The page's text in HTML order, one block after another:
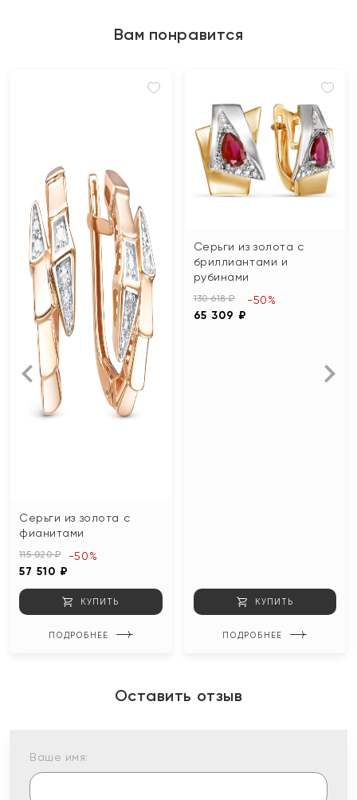
Вам понравится
Серьги из золота с
фианитами
115 020 ₽
57 510 ₽
-50%
КУПИТЬ
ПОДРОБНЕЕ
Серьги из золота с
бриллиантами и
рубинами
130 618 ₽
65 309 ₽
-50%
КУПИТЬ
ПОДРОБНЕЕ
Оставить отзыв
Ваше имя: